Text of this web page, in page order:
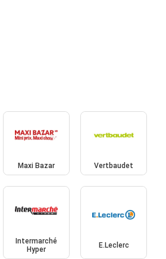
Maxi Bazar Vertbaudet
Intermarché
Hyper
E.Leclerc